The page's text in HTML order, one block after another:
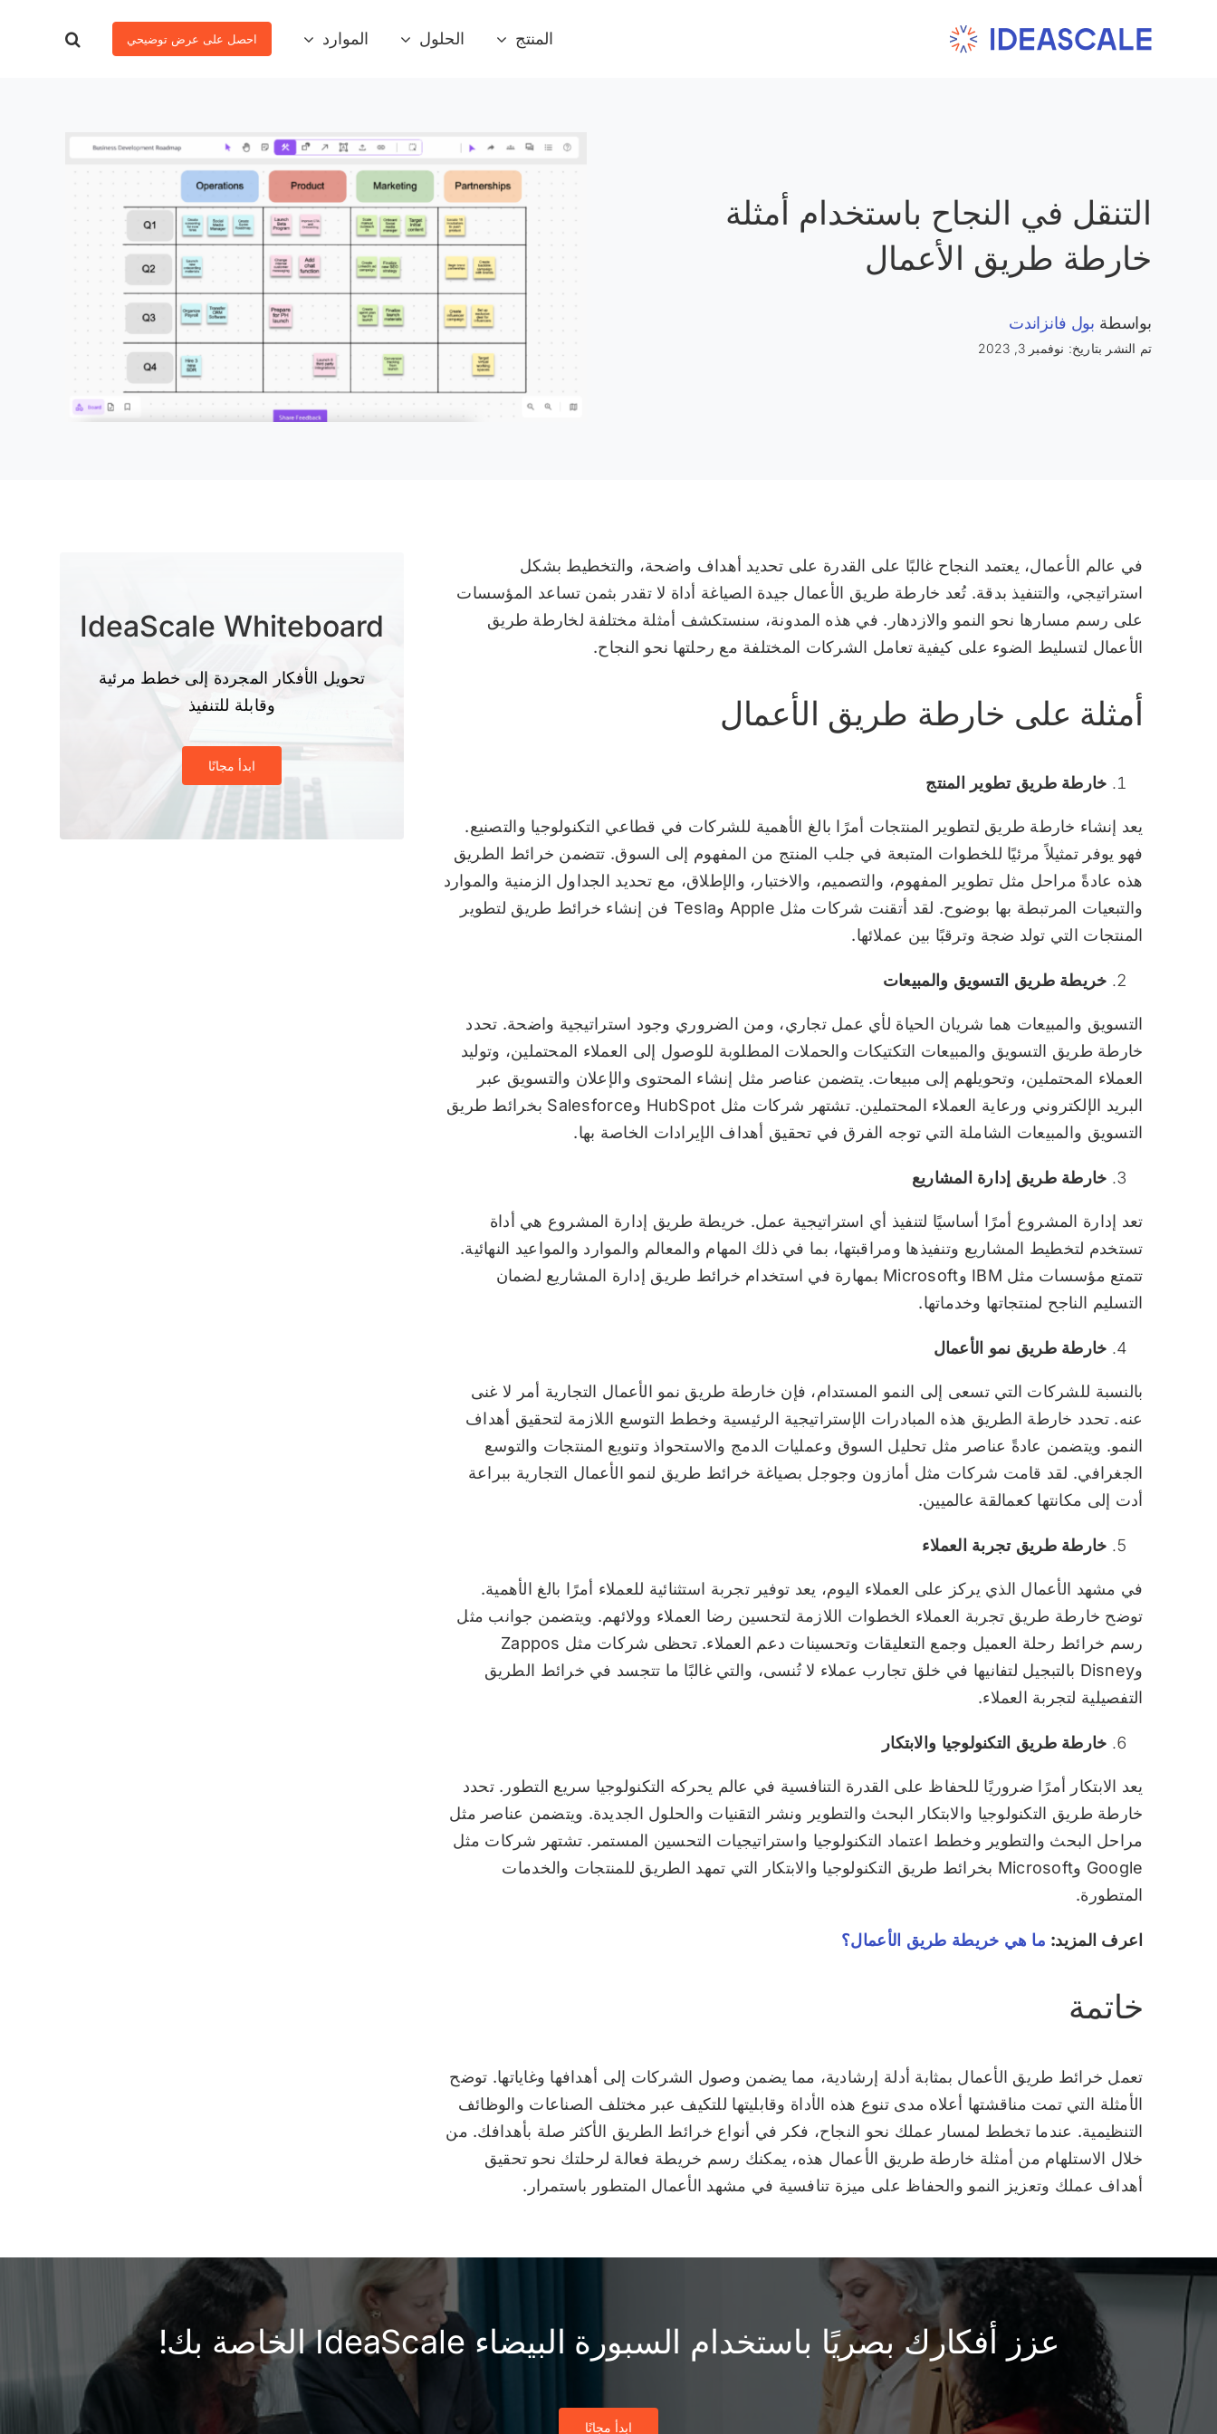
المنتج الحلول الموارد احصل على عرض توضيحي
التنقل في النجاح باستخدام أمثلة
خارطة طريق الأعمال
بواسطة بول فانزاندت
تم النشر بتاريخ: نوفمبر 3, 2023
في عالم الأعمال، يعتمد النجاح غالبًا على القدرة على تحديد أهداف واضحة، والتخطيط بشكل
استراتيجي، والتنفيذ بدقة. تُعد خارطة طريق الأعمال جيدة الصياغة أداة لا تقدر بثمن تساعد المؤسسات
على رسم مسارها نحو النمو والازدهار. في هذه المدونة، سنستكشف أمثلة مختلفة لخارطة طريق
الأعمال لتسليط الضوء على كيفية تعامل الشركات المختلفة مع رحلتها نحو النجاح.
أمثلة على خارطة طريق الأعمال
خارطة طريق تطوير المنتج
يعد إنشاء خارطة طريق لتطوير المنتجات أمرًا بالغ الأهمية للشركات في قطاعي التكنولوجيا والتصنيع.
فهو يوفر تمثيلاً مرئيًا للخطوات المتبعة في جلب المنتج من المفهوم إلى السوق. تتضمن خرائط الطريق
هذه عادةً مراحل مثل تطوير المفهوم، والتصميم، والاختبار، والإطلاق، مع تحديد الجداول الزمنية والموارد
والتبعيات المرتبطة بها بوضوح. لقد أتقنت شركات مثل Apple وTesla فن إنشاء خرائط طريق لتطوير
المنتجات التي تولد ضجة وترقبًا بين عملائها.
خريطة طريق التسويق والمبيعات
التسويق والمبيعات هما شريان الحياة لأي عمل تجاري، ومن الضروري وجود استراتيجية واضحة. تحدد
خارطة طريق التسويق والمبيعات التكتيكات والحملات المطلوبة للوصول إلى العملاء المحتملين، وتوليد
العملاء المحتملين، وتحويلهم إلى مبيعات. يتضمن عناصر مثل إنشاء المحتوى والإعلان والتسويق عبر
البريد الإلكتروني ورعاية العملاء المحتملين. تشتهر شركات مثل HubSpot وSalesforce بخرائط طريق
التسويق والمبيعات الشاملة التي توجه الفرق في تحقيق أهداف الإيرادات الخاصة بها.
خارطة طريق إدارة المشاريع
تعد إدارة المشروع أمرًا أساسيًا لتنفيذ أي استراتيجية عمل. خريطة طريق إدارة المشروع هي أداة
تستخدم لتخطيط المشاريع وتنفيذها ومراقبتها، بما في ذلك المهام والمعالم والموارد والمواعيد النهائية.
تتمتع مؤسسات مثل IBM وMicrosoft بمهارة في استخدام خرائط طريق إدارة المشاريع لضمان
التسليم الناجح لمنتجاتها وخدماتها.
خارطة طريق نمو الأعمال
بالنسبة للشركات التي تسعى إلى النمو المستدام، فإن خارطة طريق نمو الأعمال التجارية أمر لا غنى
عنه. تحدد خارطة الطريق هذه المبادرات الإستراتيجية الرئيسية وخطط التوسع اللازمة لتحقيق أهداف
النمو. ويتضمن عادةً عناصر مثل تحليل السوق وعمليات الدمج والاستحواذ وتنويع المنتجات والتوسع
الجغرافي. لقد قامت شركات مثل أمازون وجوجل بصياغة خرائط طريق لنمو الأعمال التجارية ببراعة
أدت إلى مكانتها كعمالقة عالميين.
خارطة طريق تجربة العملاء
في مشهد الأعمال الذي يركز على العملاء اليوم، يعد توفير تجربة استثنائية للعملاء أمرًا بالغ الأهمية.
توضح خارطة طريق تجربة العملاء الخطوات اللازمة لتحسين رضا العملاء وولائهم. ويتضمن جوانب مثل
رسم خرائط رحلة العميل وجمع التعليقات وتحسينات دعم العملاء. تحظى شركات مثل Zappos
وDisney بالتبجيل لتفانيها في خلق تجارب عملاء لا تُنسى، والتي غالبًا ما تتجسد في خرائط الطريق
التفصيلية لتجربة العملاء.
خارطة طريق التكنولوجيا والابتكار
يعد الابتكار أمرًا ضروريًا للحفاظ على القدرة التنافسية في عالم يحركه التكنولوجيا سريع التطور. تحدد
خارطة طريق التكنولوجيا والابتكار البحث والتطوير ونشر التقنيات والحلول الجديدة. ويتضمن عناصر مثل
مراحل البحث والتطوير وخطط اعتماد التكنولوجيا واستراتيجيات التحسين المستمر. تشتهر شركات مثل
Google وMicrosoft بخرائط طريق التكنولوجيا والابتكار التي تمهد الطريق للمنتجات والخدمات
المتطورة.
اعرف المزيد: ما هي خريطة طريق الأعمال؟
خاتمة
تعمل خرائط طريق الأعمال بمثابة أدلة إرشادية، مما يضمن وصول الشركات إلى أهدافها وغاياتها. توضح
الأمثلة التي تمت مناقشتها أعلاه مدى تنوع هذه الأداة وقابليتها للتكيف عبر مختلف الصناعات والوظائف
التنظيمية. عندما تخطط لمسار عملك نحو النجاح، فكر في أنواع خرائط الطريق الأكثر صلة بأهدافك. من
خلال الاستلهام من أمثلة خارطة طريق الأعمال هذه، يمكنك رسم خريطة فعالة لرحلتك نحو تحقيق
أهداف عملك وتعزيز النمو والحفاظ على ميزة تنافسية في مشهد الأعمال المتطور باستمرار.
IdeaScale Whiteboard
تحويل الأفكار المجردة إلى خطط مرئية
وقابلة للتنفيذ
ابدأ مجانًا
عزز أفكارك بصريًا باستخدام السبورة البيضاء IdeaScale الخاصة بك!
ابدأ مجانًا